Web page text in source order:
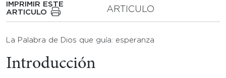
IMPRIMIR ESTE
ARTICULO
ARTICULO
La Palabra de Dios que guía: esperanza
Introducción